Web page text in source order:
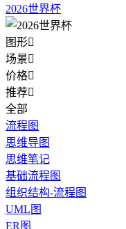
2026世界杯
图形
场景
价格
推荐
全部
流程图
思维导图
思维笔记
基础流程图
组织结构-流程图
UML图
ER图